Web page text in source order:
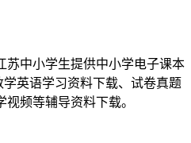
苏中小学生提供中小学电子课本
英语学习资料下载、试卷真题
频等辅导资料下载。